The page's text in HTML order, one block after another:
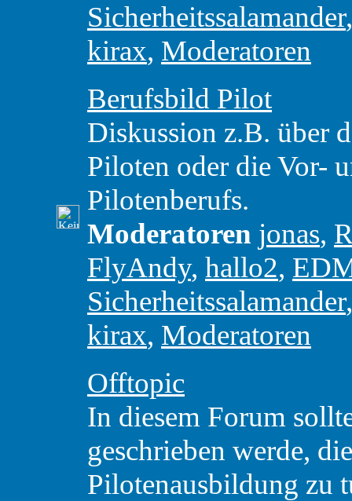
Sicherheitssalamander
kirax, Moderatoren
Berufsbild Pilot
Diskussion z.B. über
Piloten oder die Vor-
Pilotenberufs.
Moderatoren jonas,
FlyAndy, hallo2,
Sicherheitssalamander
kirax, Moderatoren
Offtopic
In diesem Forum
geschrieben werde,
Pilotenausbildung zu